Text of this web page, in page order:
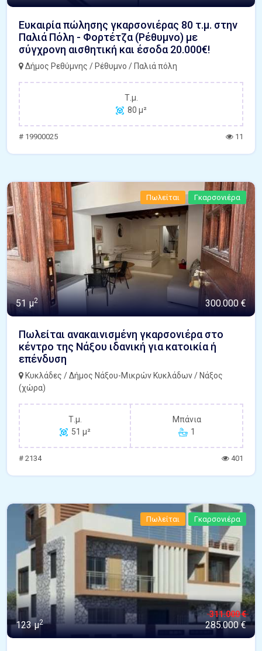
Ευκαιρία πώλησης γκαρσονιέρας 80 τ.μ. στην
Παλιά Πόλη - Φορτέτζα (Ρέθυμνο) με
σύγχρονη αισθητική και έσοδα 20.000€!
Δήμος Ρεθύμνης / Ρέθυμνο / Παλιά πόλη
Τ.μ.
80 μ²
# 19900025 11
Πωλείται Γκαρσονιέρα
51 μ2 300.000 €
Πωλείται ανακαινισμένη γκαρσονιέρα στο
κέντρο της Νάξου ιδανική για κατοικία ή
επένδυση
Κυκλάδες / Δήμος Νάξου-Μικρών Κυκλάδων / Νάξος
(χώρα)
Τ.μ.
51 μ²
Μπάνια
1
# 2134 401
Πωλείται Γκαρσονιέρα
123 μ2
311.000 €
285.000 €